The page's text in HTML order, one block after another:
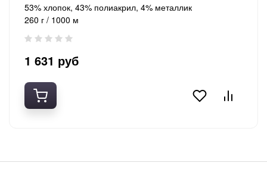
53% хлопок, 43% полиакрил, 4% металлик
260 г / 1000 м
1 631 руб